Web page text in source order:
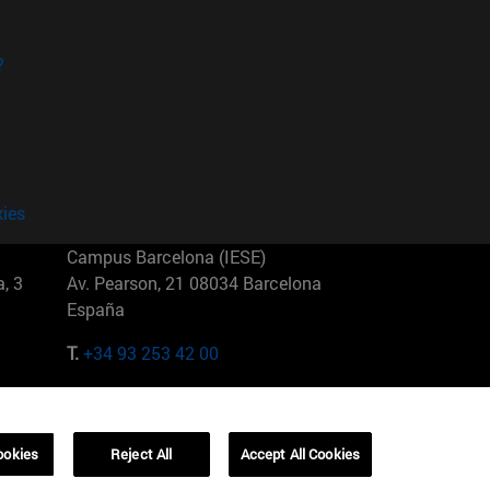
3
Campus Barcelona (IESE)
Av. Pearson, 21 08034 Barcelona
España
T.+34 93 253 42 00
01321001 Bela Vista Brasil
Reject All Accept All Cookies